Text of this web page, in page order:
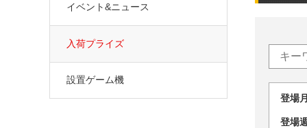
登
登
イベント&ニュース
入荷プライズ
設置ゲーム機